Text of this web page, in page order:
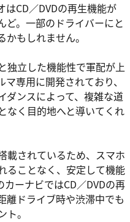
はCD／DVDの再生機能が
ど。一部のドライバーにと
もしれません。
独立した機能性で軍配が上
専用に開発されており、
ダンスによって、複雑な道
なく目的地へと導いてくれ
載されているため、スマホ
ることなく、安定して機能
ーナビではCD／DVDの再
離ドライブ時や渋滞中でも
。